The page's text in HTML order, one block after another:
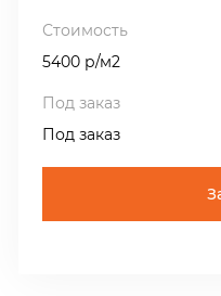
5400 р/м2
Под заказ